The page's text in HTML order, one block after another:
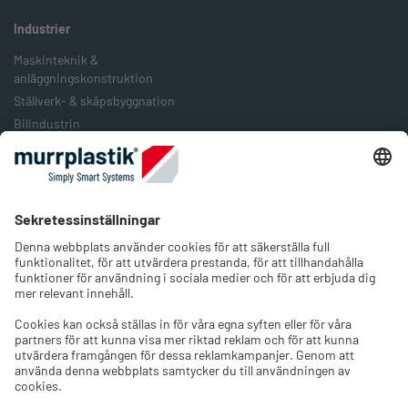
Industrier
Maskinteknik &
anläggningskonstruktion
Ställverk- & skåpsbyggnation
Bilindustrin
Järnväg & järnvägstransport
Livsmedelsindustrin
Förnybar energi
Företaget
Om oss
Kontakt